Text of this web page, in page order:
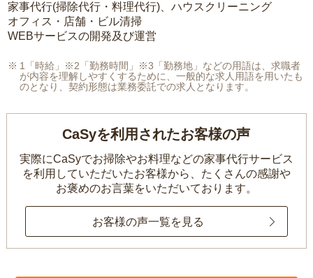
家事代行(掃除代行・料理代行)、ハウスクリーニング
オフィス・店舗・ビル清掃
WEBサービスの開発及び運営
1「時給」※2「勤務時間」※3「勤務地」などの用語は、求職者
が内容を理解しやすくするために、一般的な求人用語を用いたも
のとなり、契約形態は業務委託での求人となります。
CaSyを利用されたお客様の声
実際にCaSyでお掃除やお料理などの家事代行サービス
を利用していただいたお客様から、 たくさんの感謝や
お褒めのお言葉をいただいております。
お客様の声一覧を見る